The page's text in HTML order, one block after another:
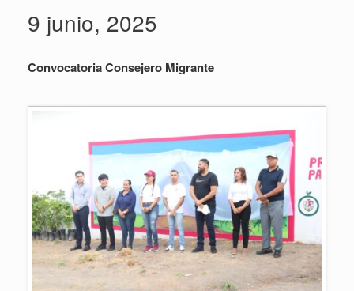
9 junio, 2025
Convocatoria Consejero Migrante